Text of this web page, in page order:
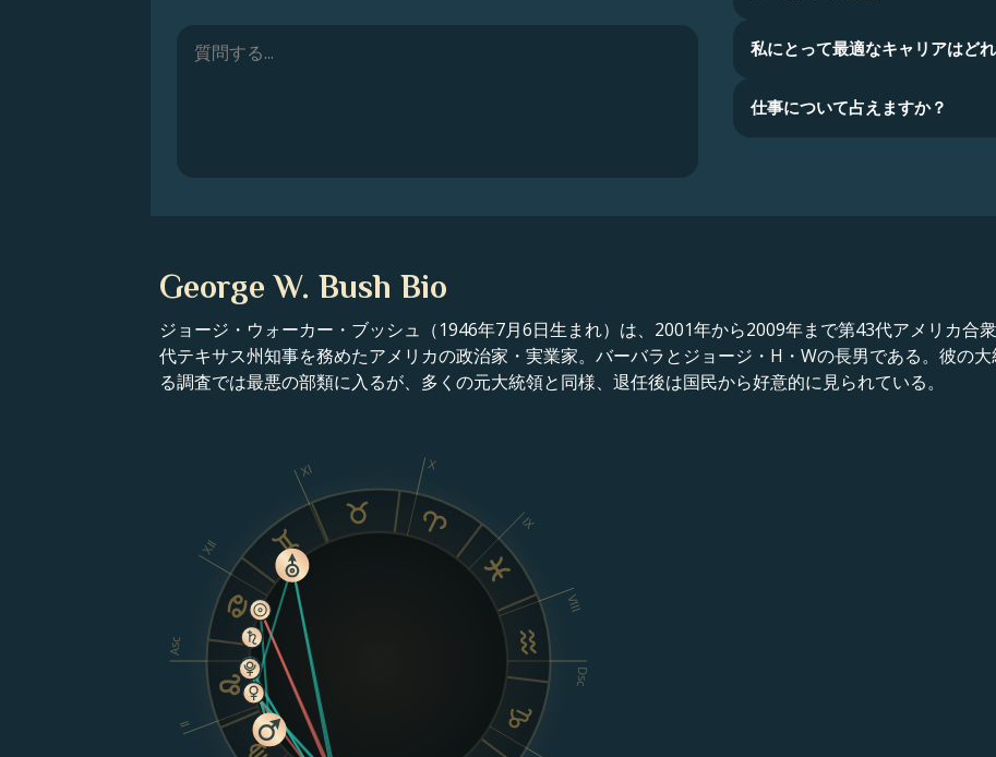
私にとって最適なキャリアはど
仕事について占えますか？
George W. Bush Bio
ジョージ・ウォーカー・ブッシュ（1946年7月6日生まれ）は、2001年から2009年まで第43代アメリカ合
代テキサス州知事を務めたアメリカの政治家・実業家。バーバラとジョージ・H・Wの長男である。彼の
る調査では最悪の部類に入るが、多くの元大統領と同様、退任後は国民から好意的に見られている。
Asc
II
Dsc
VIII
IX
X
XI
XII